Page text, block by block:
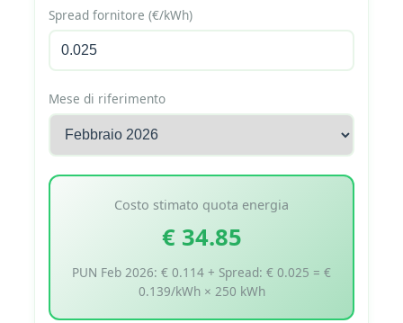
Spread fornitore (€/kWh)
Mese di riferimento
Costo stimato quota energia
€ 34.85
PUN Feb 2026: € 0.114 + Spread: € 0.025 = €
0.139/kWh × 250 kWh